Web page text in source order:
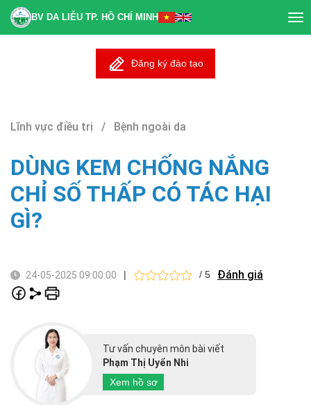
BV DA LIỄU TP. HỒ CHÍ MINH
Đăng ký đào tạo
Lĩnh vực điều trị / Bệnh ngoài da
DÙNG KEM CHỐNG NẮNG
CHỈ SỐ THẤP CÓ TÁC HẠI
GÌ?
24-05-2025 09:00:00 | / 5 Đánh giá
Tư vấn chuyên môn bài viết
Phạm Thị Uyển Nhi
Xem hồ sơ